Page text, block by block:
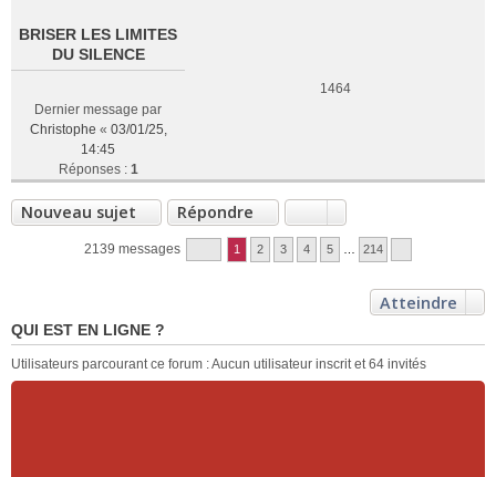
BRISER LES LIMITES
DU SILENCE
Dernier message par
Christophe « 03/01/25,
14:45
Réponses : 1
1464
Nouveau sujet Répondre
2139 messages 1 2 3 4 5 214
Atteindre
QUI EST EN LIGNE ?
Utilisateurs parcourant ce forum : Aucun utilisateur inscrit et 64 invités